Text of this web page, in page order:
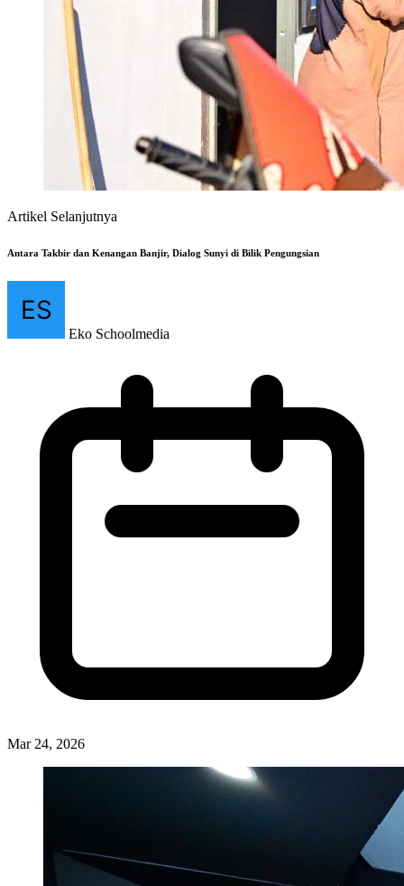
Artikel Selanjutnya
Antara Takbir dan Kenangan Banjir, Dialog Sunyi di Bilik Pengungsian
Eko Schoolmedia
Mar 24, 2026